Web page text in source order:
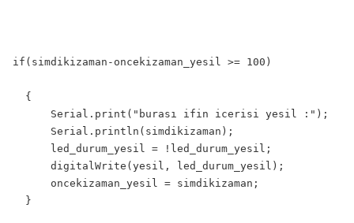
if(simdikizaman-oncekizaman_yesil >= 100)
  {
      Serial.print("burası ifin icerisi yesil :");
      Serial.println(simdikizaman);
      led_durum_yesil = !led_durum_yesil;
      digitalWrite(yesil, led_durum_yesil);
      oncekizaman_yesil = simdikizaman;
  }